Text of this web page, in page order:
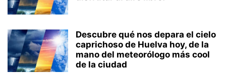
Descubre qué nos depara el cielo
caprichoso de Huelva hoy, de la
mano del meteorólogo más cool
de la ciudad